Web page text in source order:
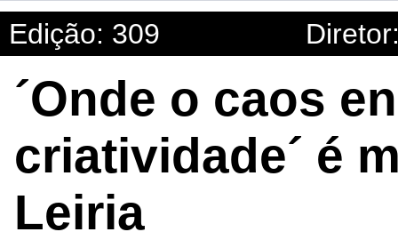
Edição: 309
´Onde o caos
criatividade´ é
Leiria